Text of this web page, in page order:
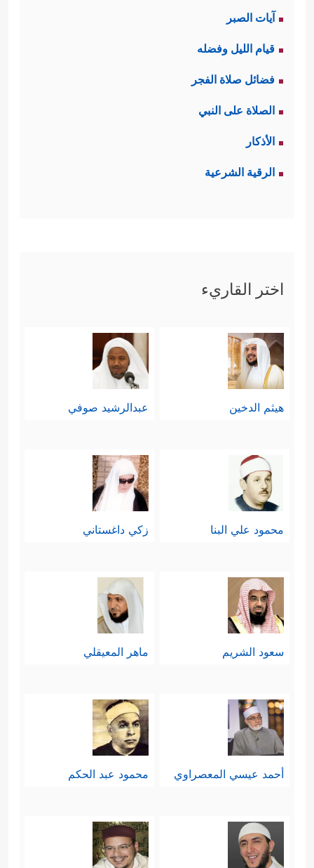
آيات الصبر
قيام الليل وفضله
فضائل صلاة الفجر
الصلاة على النبي
الأذكار
الرقية الشرعية
اختر القاريء
هيثم الدخين عبدالرشيد صوفي
محمود علي البنا زكي داغستاني
سعود الشريم ماهر المعيقلي
أحمد عيسي المعصراوي محمود عبد الحكم